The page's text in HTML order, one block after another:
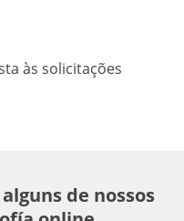
às solicitações
de nossos